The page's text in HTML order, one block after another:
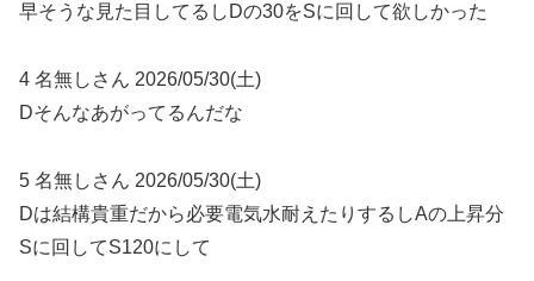
早そうな見た目してるしDの30をSに回して欲しかった
4 名無しさん 2026/05/30(土)
Dそんなあがってるんだな
5 名無しさん 2026/05/30(土)
Dは結構貴重だから必要電気水耐えたりするしAの上昇分
Sに回してS120にして